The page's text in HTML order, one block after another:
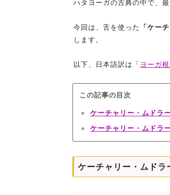
ハタヨーガの古典の中で、
今回は、舌を使った 「ケー
します。
以下、日本語訳は「 ヨーガ
この記事の目次
ケーチャリー・ムドラ
ケーチャリー・ムドラ
ケーチャリー・ムドラ